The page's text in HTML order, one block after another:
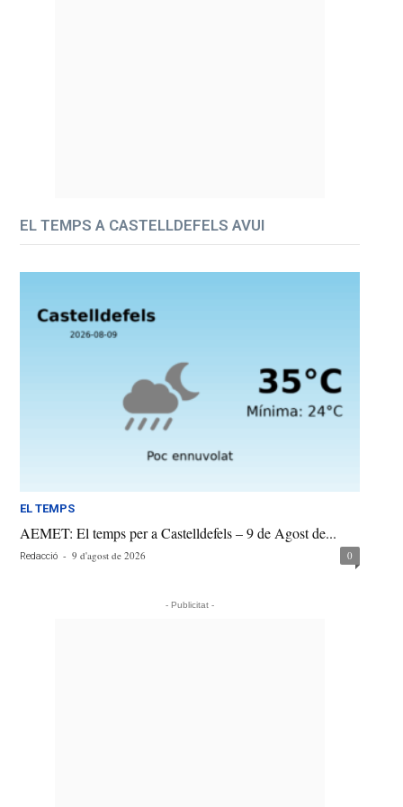
EL TEMPS A CASTELLDEFELS AVUI
EL TEMPS
AEMET: El temps per a Castelldefels – 9 de Agost de...
Redacció - 9 d'agost de 2026 0
- Publicitat -